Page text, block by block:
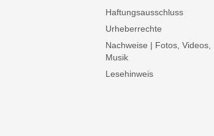
Haftungsausschluss
Urheberrechte
Nachweise | Fotos, Videos,
Musik
Lesehinweis